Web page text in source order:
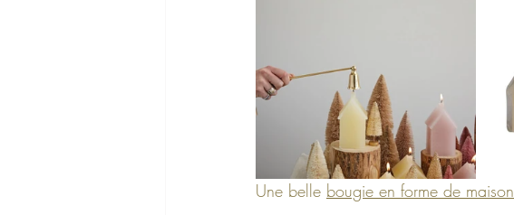
Une belle bougie en forme de maison